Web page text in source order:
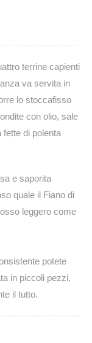
terrine capienti
va servita in
lo stoccafisso
con olio, sale
fette di polenta
e saporita
quale il Fiano di
leggero come
potete
in piccoli pezzi,
il tutto.